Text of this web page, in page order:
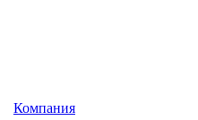
Компания